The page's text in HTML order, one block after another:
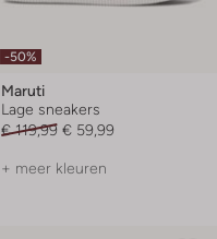
-50%
Maruti
Lage sneakers
€ 119,99 € 59,99
+ meer kleuren